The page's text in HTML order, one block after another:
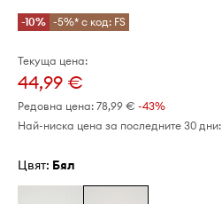
-10% -5%* с код: FS
Текуща цена:
44,99 €
Редовна цена: 78,99 € -43%
Най-ниска цена за последните 30 дни:
Цвят: бял